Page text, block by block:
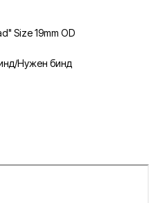
Size 19mm OD
Нужен бинд